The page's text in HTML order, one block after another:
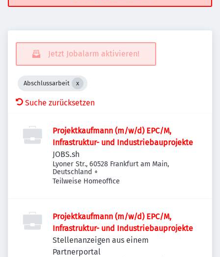
Jetzt Jobalarm aktivieren!
Abschlussarbeit
Suche zurücksetzen
Projektkaufmann (m/w/d) EPC/M,
Infrastruktur- und Industriebauprojekte
JOBS.sh
Lyoner Str., 60528 Frankfurt am Main,
Deutschland +
Teilweise Homeoffice
Projektkaufmann (m/w/d) EPC/M,
Infrastruktur- und Industriebauprojekte
Stellenanzeigen aus einem
Partnerportal